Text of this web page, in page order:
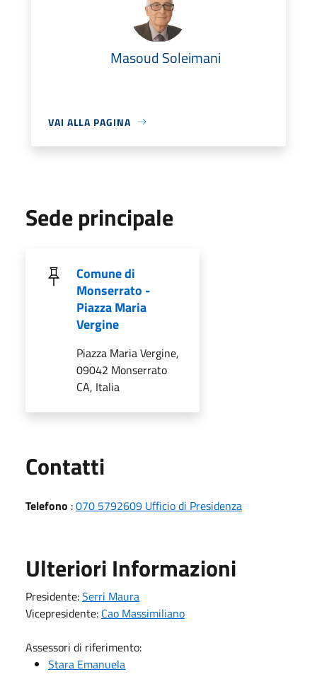
Masoud Soleimani
VAI ALLA PAGINA
Sede principale
Comune di
Monserrato -
Piazza Maria
Vergine
Piazza Maria Vergine,
09042 Monserrato
CA, Italia
Contatti
Telefono :070 5792609 Ufficio di Presidenza
Ulteriori Informazioni
Presidente:Serri Maura
Vicepresidente: Cao Massimiliano
Assessori di riferimento:
Stara Emanuela